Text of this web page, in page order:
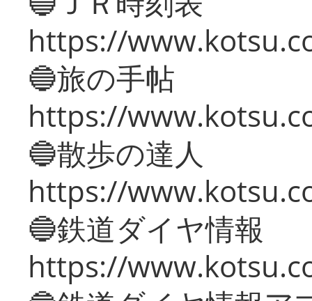
https://
🔵旅の手帖
https://
🔵散歩の達人
https://
🔵鉄道ダイヤ情報
https://